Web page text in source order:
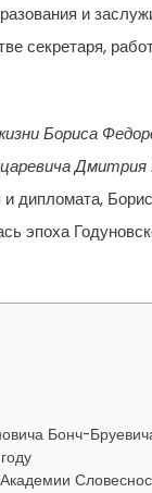
и
секретаря,
Бориса
Дмитрия
дипломата,
эпоха
Бонч-